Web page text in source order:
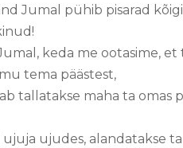
Jumal pühib pisarad
keda me ootasime, et
tema päästest,
tallatakse maha ta
ujuja ujudes, alandatakse